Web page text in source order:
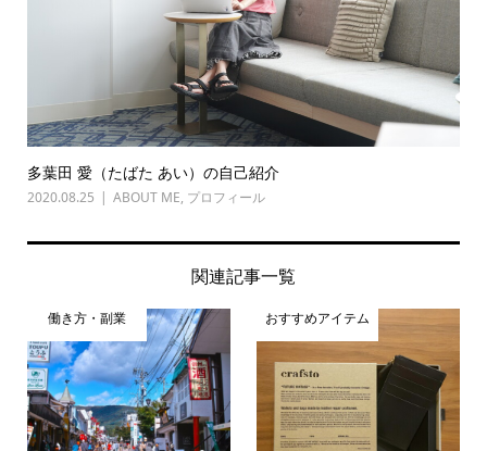
多葉田 愛（たばた あい）の自己紹介
2020.08.25 ABOUT ME, プロフィール
関連記事一覧
働き方・副業 おすすめアイテム